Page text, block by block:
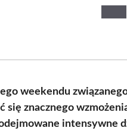
weekendu
się znacznego
intensywne